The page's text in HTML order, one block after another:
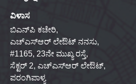
ವಿಳಾಸ
ಬಿಎನ್‌ಪಿ ಕಚೇರಿ,
ಎಚ್‌ಎಸ್‌ಆರ್ ಲೇಔಟ್ ನನಸು,
#1165, 23ನೇ ಮುಖ್ಯ ರಸ್ತೆ,
ಸೆಕ್ಟರ್ 2, ಎಚ್‌ಎಸ್‌ಆರ್ ಲೇಔಟ್,
ಪರಂಗಿಪಾಳ್ಯ